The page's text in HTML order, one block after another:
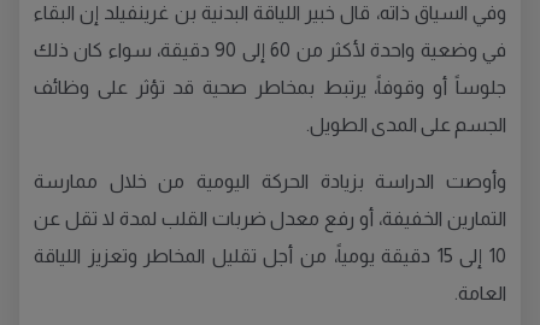
وفي السياق ذاته، قال خبير اللياقة البدنية بن غرينفيلد إن البقاء
في وضعية واحدة لأكثر من 60 إلى 90 دقيقة، سواء كان ذلك
جلوساً أو وقوفاً، يرتبط بمخاطر صحية قد تؤثر على وظائف
الجسم على المدى الطويل.
وأوصت الدراسة بزيادة الحركة اليومية من خلال ممارسة
التمارين الخفيفة، أو رفع معدل ضربات القلب لمدة لا تقل عن
10 إلى 15 دقيقة يومياً، من أجل تقليل المخاطر وتعزيز اللياقة
العامة.